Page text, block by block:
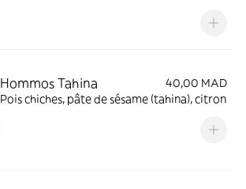
Hommos Tahina
40,00 MAD
Pois chiches, pâte de sésame (tahina), citron